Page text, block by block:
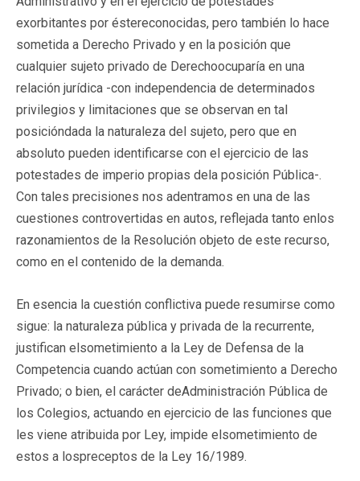
exorbitantes por éstereconocidas, pero también lo hace
sometida a Derecho Privado y en la posición que
cualquier sujeto privado de Derechoocuparía en una
relación jurídica -con independencia de determinados
privilegios y limitaciones que se observan en tal
posicióndada la naturaleza del sujeto, pero que en
absoluto pueden identificarse con el ejercicio de las
potestades de imperio propias dela posición Pública-.
Con tales precisiones nos adentramos en una de las
cuestiones controvertidas en autos, reflejada tanto enlos
razonamientos de la Resolución objeto de este recurso,
como en el contenido de la demanda.
En esencia la cuestión conflictiva puede resumirse como
sigue: la naturaleza pública y privada de la recurrente,
justifican elsometimiento a la Ley de Defensa de la
Competencia cuando actúan con sometimiento a Derecho
Privado; o bien, el carácter deAdministración Pública de
los Colegios, actuando en ejercicio de las funciones que
les viene atribuida por Ley, impide elsometimiento de
estos a lospreceptos de la Ley 16/1989.